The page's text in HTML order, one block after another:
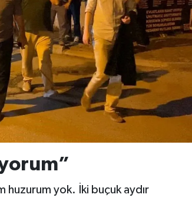
huzurum yok. İki buçuk aydır